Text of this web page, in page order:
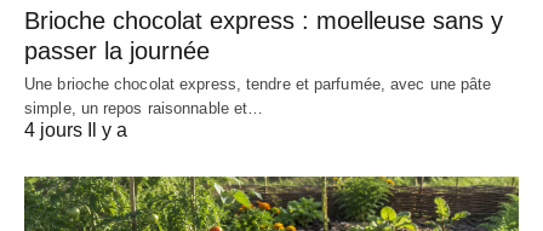
Brioche chocolat express : moelleuse sans y
passer la journée
Une brioche chocolat express, tendre et parfumée, avec une pâte
simple, un repos raisonnable et…
4 jours Il y a